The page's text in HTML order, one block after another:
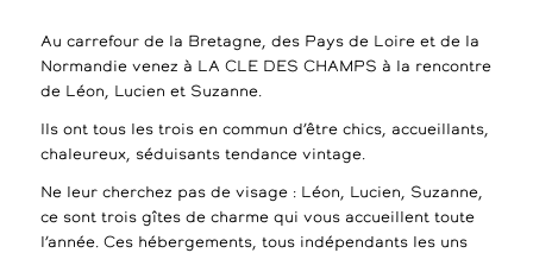
Au carrefour de la Bretagne, des Pays de Loire et de la
Normandie venez à LA CLE DES CHAMPS à la rencontre
de Léon, Lucien et Suzanne.
Ils ont tous les trois en commun d’être chics, accueillants,
chaleureux, séduisants tendance vintage.
Ne leur cherchez pas de visage : Léon, Lucien, Suzanne,
ce sont trois gîtes de charme qui vous accueillent toute
l’année. Ces hébergements, tous indépendants les uns